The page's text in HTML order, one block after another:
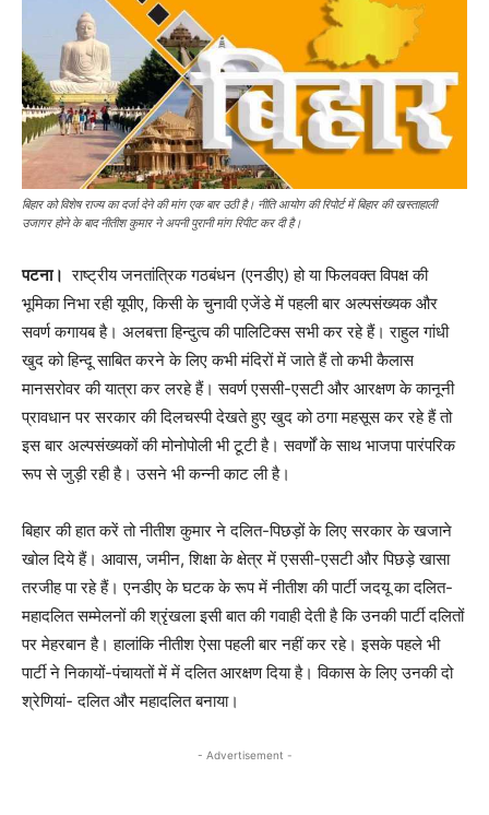
बिहार को विशेष राज्य का दर्जा देने की मांग एक बार उठी है। नीति आयोग की रिपोर्ट में बिहार की खस्ताहाली
उजागर होने के बाद नीतीश कुमार ने अपनी पुरानी मांग रिपीट कर दी है।
पटना। राष्ट्रीय जनतांत्रिक गठबंधन (एनडीए) हो या फिलवक्त विपक्ष की
भूमिका निभा रही यूपीए, किसी के चुनावी एजेंडे में पहली बार अल्पसंख्यक और
सवर्ण कगायब है। अलबत्ता हिन्दुत्व की पालिटिक्स सभी कर रहे हैं। राहुल गांधी
खुद को हिन्दू साबित करने के लिए कभी मंदिरों में जाते हैं तो कभी कैलास
मानसरोवर की यात्रा कर लरहे हैं। सवर्ण एससी-एसटी और आरक्षण के कानूनी
प्रावधान पर सरकार की दिलचस्पी देखते हुए खुद को ठगा महसूस कर रहे हैं तो
इस बार अल्पसंख्यकों की मोनोपोली भी टूटी है। सवर्णों के साथ भाजपा पारंपरिक
रूप से जुड़ी रही है। उसने भी कन्नी काट ली है।
बिहार की हात करें तो नीतीश कुमार ने दलित-पिछड़ों के लिए सरकार के खजाने
खोल दिये हैं। आवास, जमीन, शिक्षा के क्षेत्र में एससी-एसटी और पिछड़े खासा
तरजीह पा रहे हैं। एनडीए के घटक के रूप में नीतीश की पार्टी जदयू का दलित-
महादलित सम्मेलनों की श्रृंखला इसी बात की गवाही देती है कि उनकी पार्टी दलितों
पर मेहरबान है। हालांकि नीतीश ऐसा पहली बार नहीं कर रहे। इसके पहले भी
पार्टी ने निकायों-पंचायतों में में दलित आरक्षण दिया है। विकास के लिए उनकी दो
श्रेणियां- दलित और महादलित बनाया।
- Advertisement -